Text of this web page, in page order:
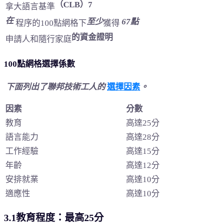
拿大語言基準 （CLB）7
在程序的100點網格下至少獲得 67點
申請人和隨行家庭 的資金證明
100點網格選擇係數
下面列出了聯邦技術工人的選擇因素 。
因素
分數
教育
高達25分
語言能力
高達28分
工作經驗
高達15分
年齡
高達12分
安排就業
高達10分
適應性
高達10分
3.1教育程度：最高25分